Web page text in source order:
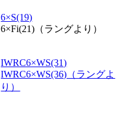
6×S(19)
6×Fi(21)（ラングより）
IWRC6×WS(31)
IWRC6×WS(36)（ラングよ
り）